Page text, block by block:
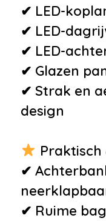
✔ LED-
✔ LED-
✔ LED-
✔ Glazen
✔ Strak en
design
✔
✔ Ruime